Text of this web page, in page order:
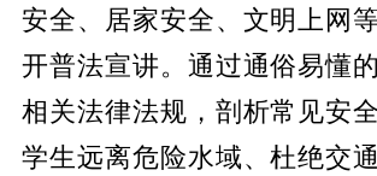
安全、居家安全、文明上网
开普法宣讲。通过通俗易懂
相关法律法规，剖析常见安
学生远离危险水域、杜绝交